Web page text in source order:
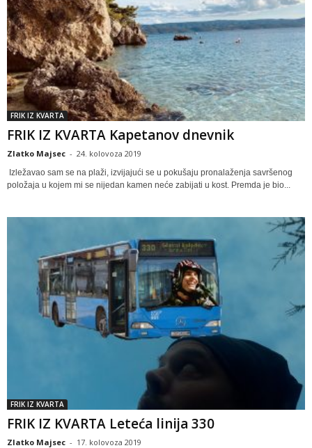
FRIK IZ KVARTA
FRIK IZ KVARTA Kapetanov dnevnik
Zlatko Majsec - 24. kolovoza 2019
Izležavao sam se na plaži, izvijajući se u pokušaju pronalaženja savršenog
položaja u kojem mi se nijedan kamen neće zabijati u kost. Premda je bio...
FRIK IZ KVARTA
FRIK IZ KVARTA Leteća linija 330
Zlatko Majsec - 17. kolovoza 2019